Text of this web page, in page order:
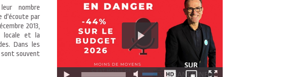
nombre
d'écoute par
2013,
locale et la
Dans les
sont souvent